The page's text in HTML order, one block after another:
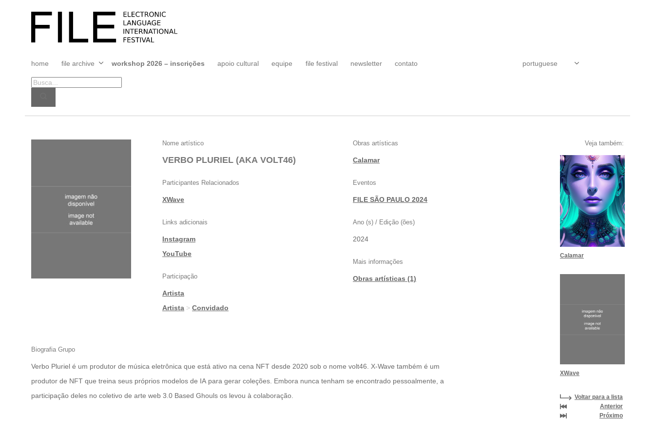
FILE
FESTIVAL
home file archive
Abrir
menu
workshop 2026 – inscrições apoio cultural equipe file festival newsletter contato
Nome artístico
VERBO PLURIEL (AKA VOLT46)
Participantes Relacionados
XWave
Links adicionais
Instagram
|YouTube
Participação
Artista
|Artista > Convidado
Obras artísticas
Calamar
Eventos
FILE SÃO PAULO 2024
Ano (s) / Edição (ões)
2024
Mais informações
Obras artísticas (1)
Biografia Grupo
Verbo Pluriel é um produtor de música eletrônica que está ativo na cena NFT desde 2020 sob o nome volt46. X-Wave também é um
produtor de NFT que treina seus próprios modelos de IA para gerar coleções. Embora nunca tenham se encontrado pessoalmente, a
participação deles no coletivo de arte web 3.0 Based Ghouls os levou à colaboração.
Veja também:
Calamar
XWave
Voltar para a lista
Anterior
Próximo